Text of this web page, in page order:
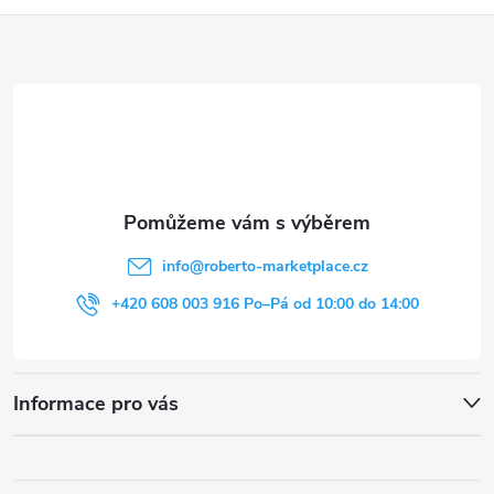
p
info@roberto-marketplace.cz
+420 608 003 916 Po–Pá od 10:00 do 14:00
Informace pro vás